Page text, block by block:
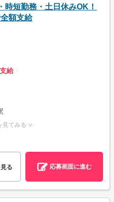
時短勤務・土日休みOK！
額支給
給
見てみる ∨
る 応募画面に進む